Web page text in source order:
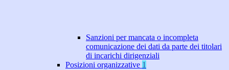
Sanzioni per mancata o incompleta
comunicazione dei dati da parte dei titolari
di incarichi dirigenziali
Posizioni organizzative 1